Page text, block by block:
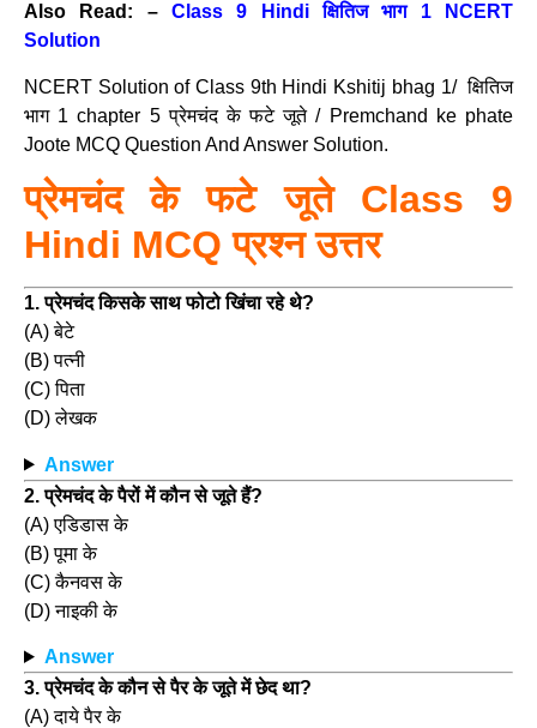
Also Read: – Class 9 Hindi क्षितिज भाग 1 NCERT
Solution
NCERT Solution of Class 9th Hindi Kshitij bhag 1/ क्षितिज
भाग 1 chapter 5 प्रेमचंद के फटे जूते / Premchand ke phate
Joote MCQ Question And Answer Solution.
प्रेमचंद के फटे जूते Class 9
Hindi MCQ प्रश्न उत्तर
1. प्रेमचंद किसके साथ फोटो खिंचा रहे थे?
(A) बेटे
(B) पत्नी
(C) पिता
(D) लेखक
Answer
2. प्रेमचंद के पैरों में कौन से जूते हैं?
(A) एडिडास के
(B) पूमा के
(C) कैनवस के
(D) नाइकी के
Answer
3. प्रेमचंद के कौन से पैर के जूते में छेद था?
(A) दाये पैर के